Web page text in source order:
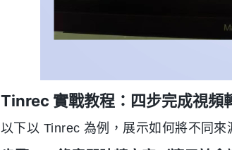
Tinrec 實戰教程：四步完成視頻
以下以 Tinrec 為例，展示如何將不同來